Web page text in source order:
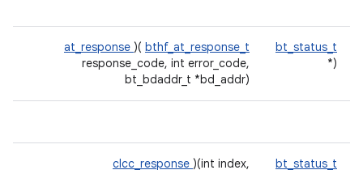
bt_status_t
(*
at_response )( bthf_at_response_t
response_code, int error_code,
bt_bdaddr_t *bd_addr)
bt_status_t
clcc_response )(int index,